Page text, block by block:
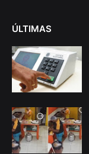
ÚLTIMAS